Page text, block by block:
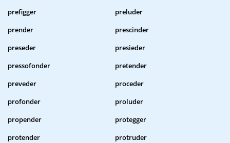
prefigger
preluder
prender
prescinder
preseder
presieder
pressofonder
pretender
preveder
proceder
profonder
proluder
propender
protegger
protender
protruder